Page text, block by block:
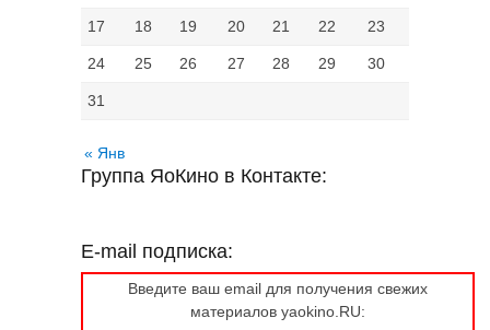
17 18 19 20 21 22 23
24 25 26 27 28 29 30
31
« Янв
Группа ЯоКино в Контакте:
E-mail подписка:
Введите ваш email для получения свежих
материалов yaokino.RU: